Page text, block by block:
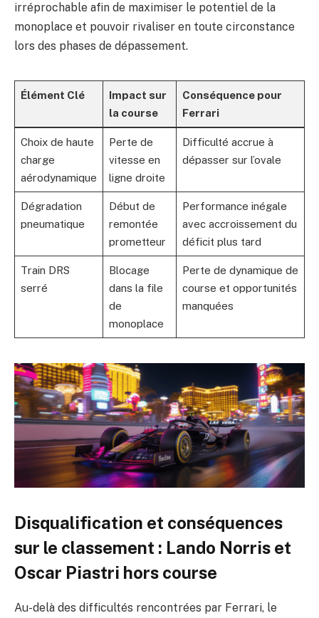
irréprochable afin de maximiser le potentiel de la
monoplace et pouvoir rivaliser en toute circonstance
lors des phases de dépassement.
Élément Clé
Impact sur
la course
Conséquence pour
Ferrari
Choix de haute
charge
aérodynamique
Perte de
vitesse en
ligne droite
Difficulté accrue à
dépasser sur l’ovale
Dégradation
pneumatique
Début de
remontée
prometteur
Performance inégale
avec accroissement du
déficit plus tard
Train DRS
serré
Blocage
dans la file
de
monoplace
Perte de dynamique de
course et opportunités
manquées
Disqualification et conséquences
sur le classement : Lando Norris et
Oscar Piastri hors course
Au-delà des difficultés rencontrées par Ferrari, le